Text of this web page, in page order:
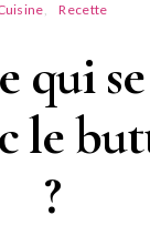
Recette
qui
le
?